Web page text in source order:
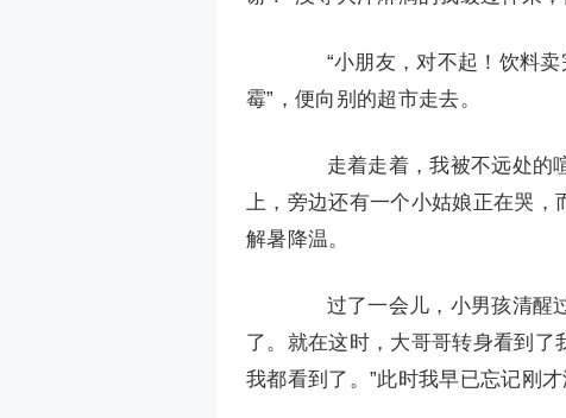
“小朋友，对不起！饮料卖
霉”，便向别的超市走去。
走着走着，我被不远处的喧
上，旁边还有一个小姑娘正在哭
解暑降温。
过了一会儿，小男孩清醒过
了。就在这时，大哥哥转身看到了
我都看到了。”此时我早已忘记刚